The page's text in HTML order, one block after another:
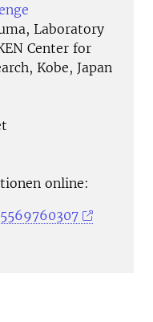
Laboratory
Center for
Kobe, Japan
online: